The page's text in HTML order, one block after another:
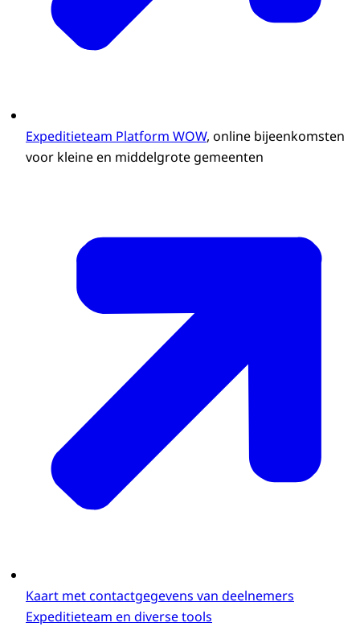
Expeditieteam Platform WOW, online bijeenkomsten
voor kleine en middelgrote gemeenten
Kaart met contactgegevens van deelnemers
Expeditieteam en diverse tools